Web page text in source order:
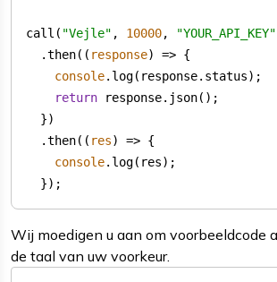
call( "Vejle" , 10000, "YOUR_API_KEY"
  .then(
( response) =>
console
return
  .then(
( res) =>
console
  });
Wij moedigen u aan om voorbeeldcode
de taal van uw voorkeur.